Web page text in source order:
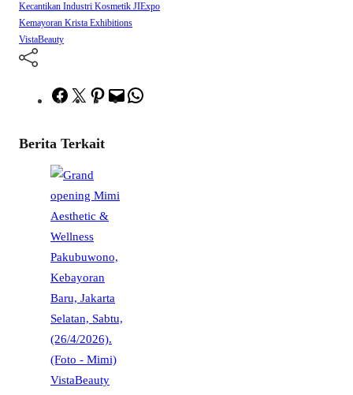
Kecantikan Industri Kosmetik JIExpo
Kemayoran Krista Exhibitions
VistaBeauty
Facebook
TwitterPinterest
Mail
Berita Terkait
VistaBeauty